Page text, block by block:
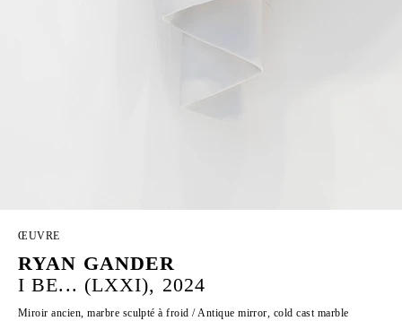
ŒUVRE
RYAN GANDER
I BE... (LXXI), 2024
Miroir ancien, marbre sculpté à froid / Antique mirror, cold cast marble